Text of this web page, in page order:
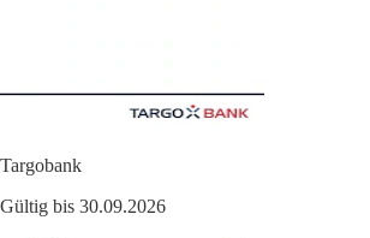
Targobank
Gültig bis 30.09.2026